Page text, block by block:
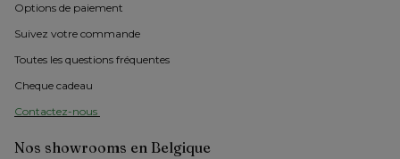
Options de paiement
Suivez votre commande
Toutes les questions fréquentes
Cheque cadeau
Contactez-nous
Nos showrooms en Belgique